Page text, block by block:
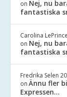
on Nej, nu
fantastiska
Carolina LePrince
on Nej, nu
fantastiska
Fredrika Selen
onÄnnu fler
Expressen…